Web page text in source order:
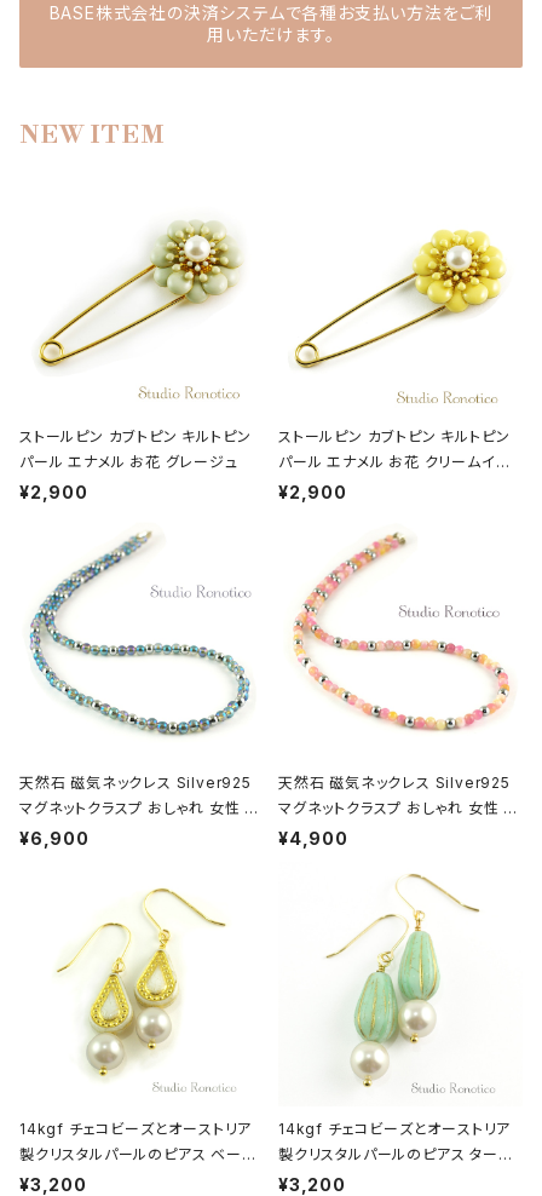
BASE株式会社の決済システムで各種お支払い方法をご利
用いただけます。
NEW ITEM
ストールピン カブトピン キルトピン
パール エナメル お花 グレージュ
¥2,900
ストールピン カブトピン キルトピン
パール エナメル お花 クリームイエ
ロー
¥2,900
天然石 磁気ネックレス Silver925
マグネットクラスプ おしゃれ 女性 男
性 ユニセックス ブルーフラッシュク
¥6,900
天然石 磁気ネックレス Silver925
マグネットクラスプ おしゃれ 女性 男
性 ユニセックス クォーツァイト ピン
¥4,900
14kgf チェコビーズとオーストリア
製クリスタルパールのピアス ベージ
ュゴールド
¥3,200
14kgf チェコビーズとオーストリア
製クリスタルパールのピアス ターコ
イズメロン
¥3,200